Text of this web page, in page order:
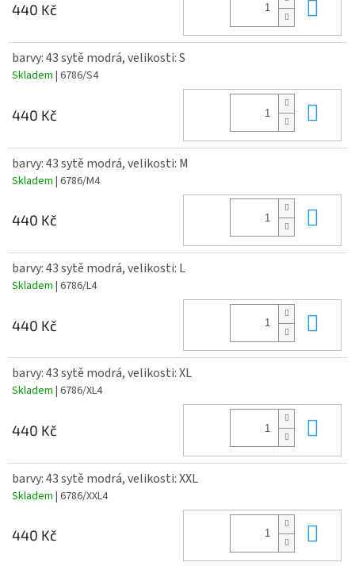
440 Kč
barvy: 43 sytě modrá, velikosti: S
Skladem | 6786/S4
440 Kč
barvy: 43 sytě modrá, velikosti: M
Skladem | 6786/M4
440 Kč
barvy: 43 sytě modrá, velikosti: L
Skladem | 6786/L4
440 Kč
barvy: 43 sytě modrá, velikosti: XL
Skladem | 6786/XL4
440 Kč
barvy: 43 sytě modrá, velikosti: XXL
Skladem | 6786/XXL4
440 Kč